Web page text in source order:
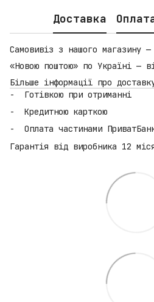
Доставка
Самовивіз з нашого магазину —
«Новою поштою» по Україні —
Більше інформації про
Готівкою при отриманні
Кредитною карткою
Оплата частинами
Гарантія від виробника 12